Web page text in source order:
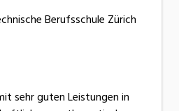
Berufsschule Zürich
sehr guten Leistungen in